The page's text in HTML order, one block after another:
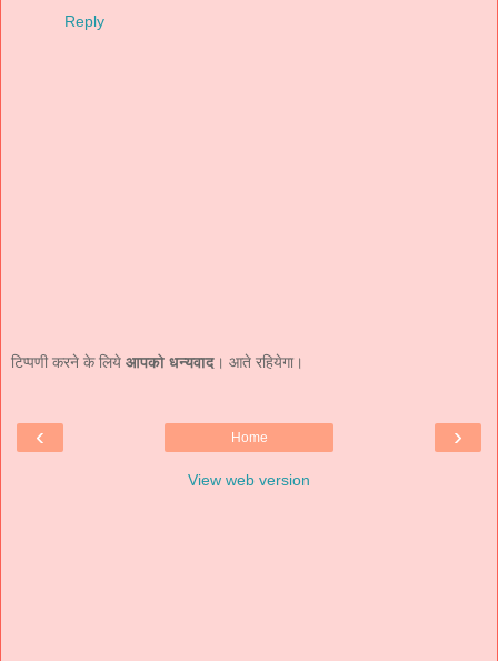
Reply
टिप्पणी करने के लिये आपको धन्यवाद । आते रहियेगा।
‹ ›
Home
View web version